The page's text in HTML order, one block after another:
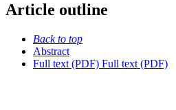
Article outline
Back to top
Abstract
Full text (PDF) Full text (PDF)